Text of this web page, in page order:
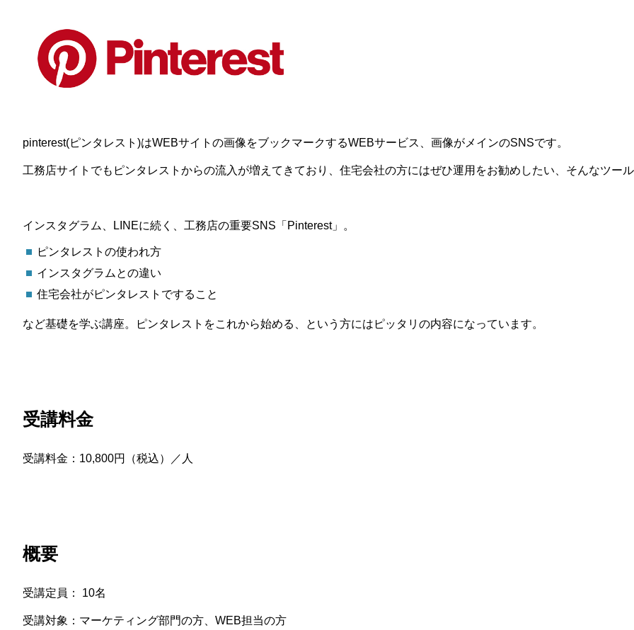
pinterest(ピンタレスト)はWEBサイトの画像をブックマークするWEBサービス、画像がメインのSNSです。
工務店サイトでもピンタレストからの流入が増えてきており、住宅会社の方にはぜひ運用をお勧めしたい、そんなツー
インスタグラム、LINEに続く、工務店の重要SNS「Pinterest」。
ピンタレストの使われ方
インスタグラムとの違い
住宅会社がピンタレストですること
など基礎を学ぶ講座。ピンタレストをこれから始める、という方にはピッタリの内容になっています。
受講料金
受講料金：10,800円（税込）／人
概要
受講定員： 10名
受講対象：マーケティング部門の方、WEB担当の方